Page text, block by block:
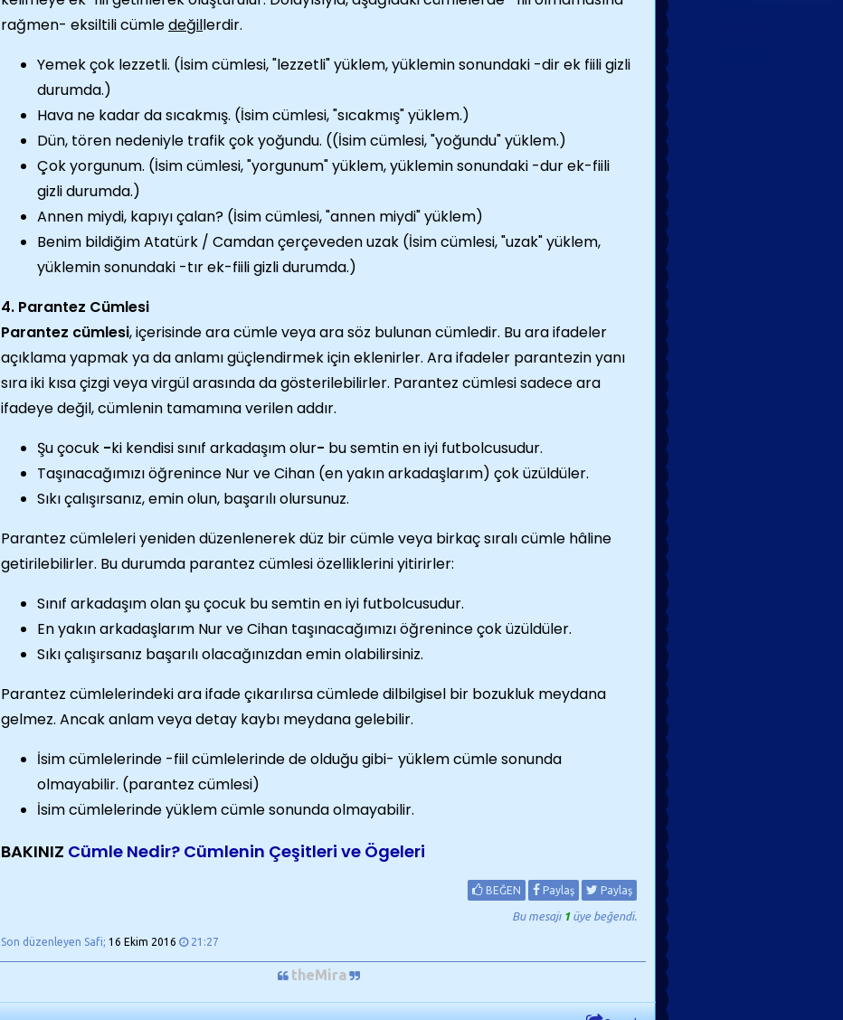
rağmen- eksiltili cümledeğillerdir.
Yemek çok lezzetli. (İsim cümlesi, "lezzetli" yüklem, yüklemin sonundaki -dir ek fiili gizli
durumda.)
Hava ne kadar da sıcakmış. (İsim cümlesi, "sıcakmış" yüklem.)
Dün, tören nedeniyle trafik çok yoğundu. ((İsim cümlesi, "yoğundu" yüklem.)
Çok yorgunum. (İsim cümlesi, "yorgunum" yüklem, yüklemin sonundaki -dur ek-fiili
gizli durumda.)
Annen miydi, kapıyı çalan? (İsim cümlesi, "annen miydi" yüklem)
Benim bildiğim Atatürk / Camdan çerçeveden uzak (İsim cümlesi, "uzak" yüklem,
yüklemin sonundaki -tır ek-fiili gizli durumda.)
4. Parantez Cümlesi
Parantez cümlesi, içerisinde ara cümle veya ara söz bulunan cümledir. Bu ara ifadeler
açıklama yapmak ya da anlamı güçlendirmek için eklenirler. Ara ifadeler parantezin yanı
sıra iki kısa çizgi veya virgül arasında da gösterilebilirler. Parantez cümlesi sadece ara
ifadeye değil, cümlenin tamamına verilen addır.
Şu çocuk -ki kendisi sınıf arkadaşım olur- bu semtin en iyi futbolcusudur.
Taşınacağımızı öğrenince Nur ve Cihan (en yakın arkadaşlarım) çok üzüldüler.
Sıkı çalışırsanız, emin olun, başarılı olursunuz.
Parantez cümleleri yeniden düzenlenerek düz bir cümle veya birkaç sıralı cümle hâline
getirilebilirler. Bu durumda parantez cümlesi özelliklerini yitirirler:
Sınıf arkadaşım olan şu çocuk bu semtin en iyi futbolcusudur.
En yakın arkadaşlarım Nur ve Cihan taşınacağımızı öğrenince çok üzüldüler.
Sıkı çalışırsanız başarılı olacağınızdan emin olabilirsiniz.
Parantez cümlelerindeki ara ifade çıkarılırsa cümlede dilbilgisel bir bozukluk meydana
gelmez. Ancak anlam veya detay kaybı meydana gelebilir.
İsim cümlelerinde -fiil cümlelerinde de olduğu gibi- yüklem cümle sonunda
olmayabilir. (parantez cümlesi)
İsim cümlelerinde yüklem cümle sonunda olmayabilir.
BAKINIZ Cümle Nedir? Cümlenin Çeşitleri ve Ögeleri
BEĞEN Paylaş Paylaş
Bu mesajı 1üye beğendi.
Son düzenleyen Safi; 16 Ekim 2016 21:27
theMira